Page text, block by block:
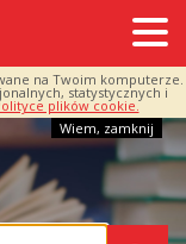
na Twoim komputerze.
statystycznych i
plików cookie.
Wiem, zamknij